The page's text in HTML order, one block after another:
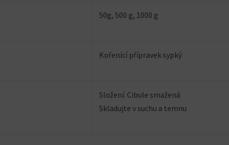
50g, 500 g, 1000 g
Kořenící přípravek sypký
Složení: Cibule smažená
Skladujte v suchu a temnu